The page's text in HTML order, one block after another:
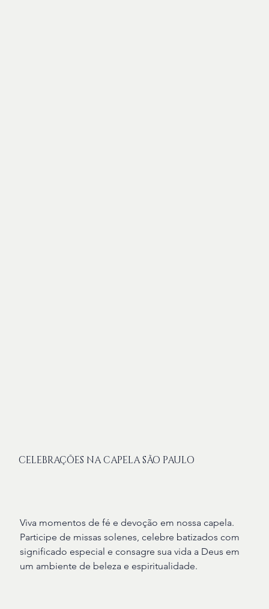
CELEBRAÇÕES NA CAPELA SÃO PAULO
Viva momentos de fé e devoção em nossa capela.
Participe de missas solenes, celebre batizados com
significado especial e consagre sua vida a Deus em
um ambiente de beleza e espiritualidade.